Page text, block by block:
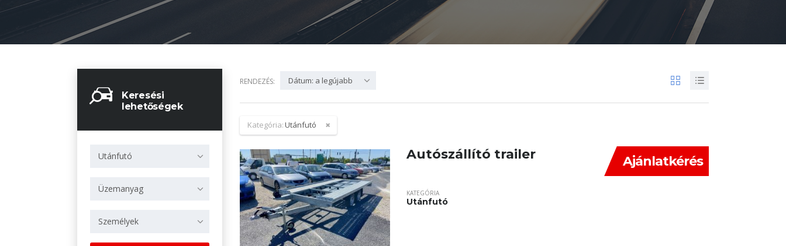
Keresési
lehetőségek
Utánfutó
Üzemanyag
Személyek
RENDEZÉS: Dátum: a legújabb
Kategória:Utánfutó
Ajánlatkérés
Autószállító trailer
KATEGÓRIA
Utánfutó